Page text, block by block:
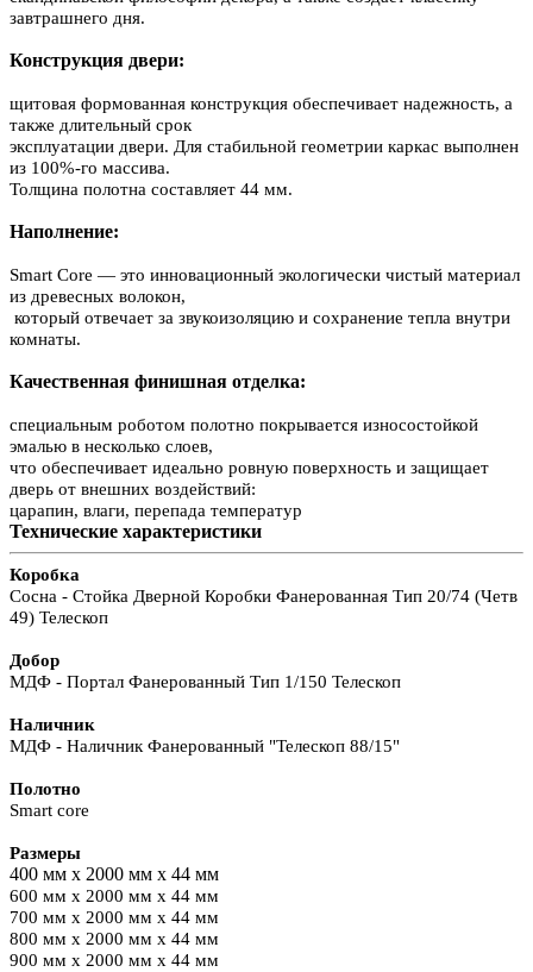
завтрашнего дня.
Конструкция двери:
щитовая формованная конструкция обеспечивает надежность, а
также длительный срок
эксплуатации двери. Для стабильной геометрии каркас выполнен
из 100%-го массива.
Толщина полотна составляет 44 мм.
Наполнение:
Smart Core — это инновационный экологически чистый материал
из древесных волокон,
который отвечает за звукоизоляцию и сохранение тепла внутри
комнаты.
Качественная финишная отделка:
специальным роботом полотно покрывается износостойкой
эмалью в несколько слоев,
что обеспечивает идеально ровную поверхность и защищает
дверь от внешних воздействий:
царапин, влаги, перепада температур
Технические характеристики
Коробка
Сосна - Стойка Дверной Коробки Фанерованная Тип 20/74 (Четв
49) Телескоп
Добор
МДФ - Портал Фанерованный Тип 1/150 Телескоп
Наличник
МДФ - Наличник Фанерованный "Телескоп 88/15"
Полотно
Smart core
Размеры
400 мм х 2000 мм х 44 мм
600 мм х 2000 мм х 44 мм
700 мм х 2000 мм х 44 мм
800 мм х 2000 мм х 44 мм
900 мм х 2000 мм х 44 мм